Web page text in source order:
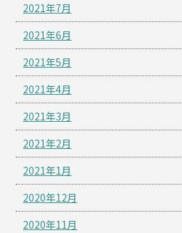
2021年7月
2021年6月
2021年5月
2021年4月
2021年3月
2021年2月
2021年1月
2020年12月
2020年11月